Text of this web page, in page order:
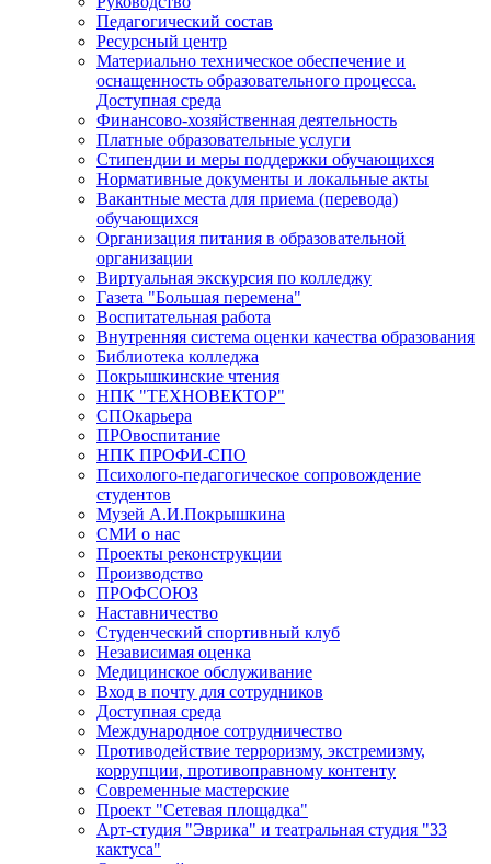
Педагогический состав
Ресурсный центр
Материально техническое обеспечение и
оснащенность образовательного процесса.
Доступная среда
Финансово-хозяйственная деятельность
Платные образовательные услуги
Стипендии и меры поддержки обучающихся
Нормативные документы и локальные акты
Вакантные места для приема (перевода)
обучающихся
Организация питания в образовательной
организации
Виртуальная экскурсия по колледжу
Газета "Большая перемена"
Воспитательная работа
Внутренняя система оценки качества образования
Библиотека колледжа
Покрышкинские чтения
НПК "ТЕХНОВЕКТОР"
СПОкарьера
ПРОвоспитание
НПК ПРОФИ-СПО
Психолого-педагогическое сопровождение
студентов
Музей А.И.Покрышкина
СМИ о нас
Проекты реконструкции
Производство
ПРОФСОЮЗ
Наставничество
Студенческий спортивный клуб
Независимая оценка
Медицинское обслуживание
Вход в почту для сотрудников
Доступная среда
Международное сотрудничество
Противодействие терроризму, экстремизму,
коррупции, противоправному контенту
Современные мастерские
Проект "Сетевая площадка"
Арт-студия "Эврика" и театральная студия "33
кактуса"